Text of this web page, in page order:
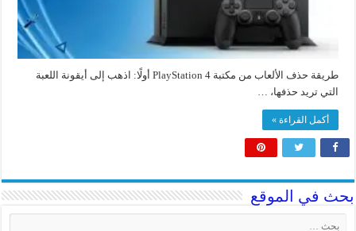
طريقة حذف الألعاب من مكتبة PlayStation 4 أولًا: اذهب إلى أيقونة اللعبة
التي تريد حذفها، …
أكمل القراءة »
بحث في الموقع